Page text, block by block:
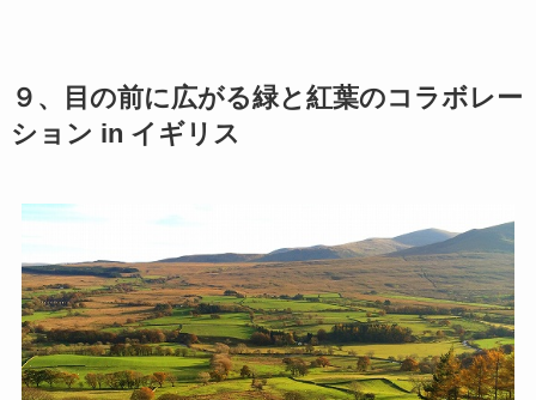
９、目の前に広がる緑と紅葉のコラボレー
ション in イギリス